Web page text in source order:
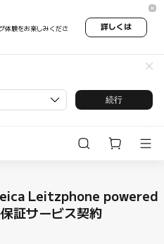
体験をお楽しみくださ
詳しくは
続行
Leitzphone powered
証サービス契約